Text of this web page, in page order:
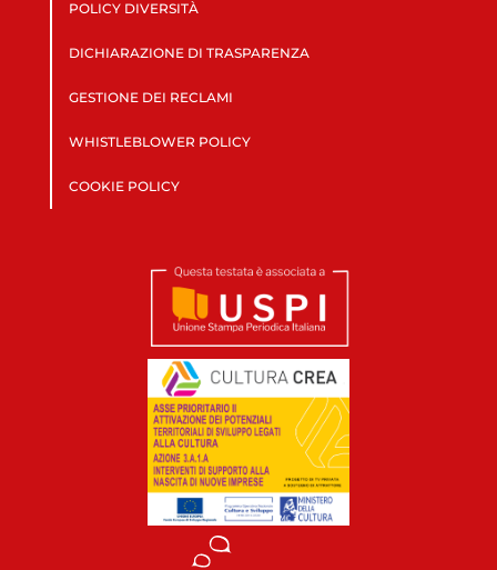
POLICY DIVERSITÀ
DICHIARAZIONE DI TRASPARENZA
GESTIONE DEI RECLAMI
WHISTLEBLOWER POLICY
COOKIE POLICY